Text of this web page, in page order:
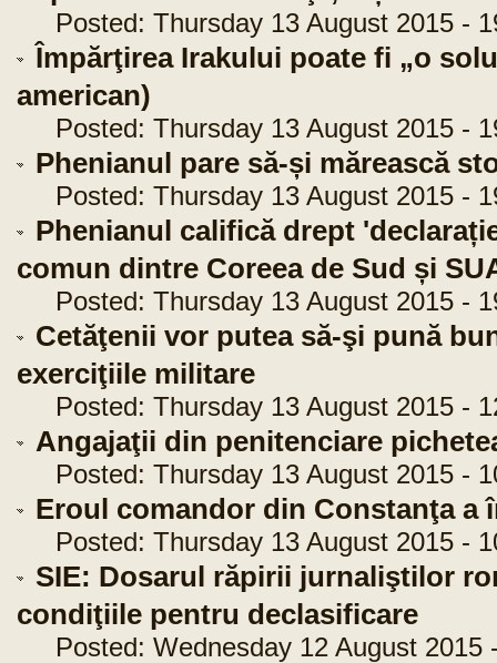
Posted: Thursday 13 August 2015 -
Împărţirea Irakului poate fi „o
american)
Posted: Thursday 13 August 2015 -
Phenianul pare să-și mărească
Posted: Thursday 13 August 2015 -
Phenianul califică drept
comun dintre Coreea de Sud și
Posted: Thursday 13 August 2015 -
Cetăţenii vor putea să-şi pună
exerciţiile militare
Posted: Thursday 13 August 2015 -
Angajaţii din penitenciare
Posted: Thursday 13 August 2015 -
Eroul comandor din Constanţa a
Posted: Thursday 13 August 2015 -
SIE: Dosarul răpirii jurnaliştilor
condiţiile pentru declasificare
Posted: Wednesday 12 August 2015